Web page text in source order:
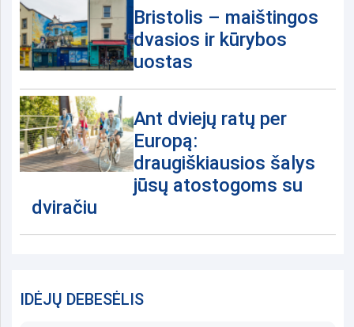
Bristolis – maištingos
dvasios ir kūrybos
uostas
Ant dviejų ratų per
Europą:
draugiškiausios šalys
jūsų atostogoms su
dviračiu
IDĖJŲ DEBESĖLIS